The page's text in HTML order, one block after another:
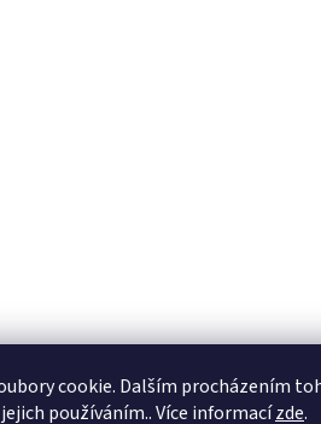
cookie. Dalším procházením
používáním.. Více informacízde.